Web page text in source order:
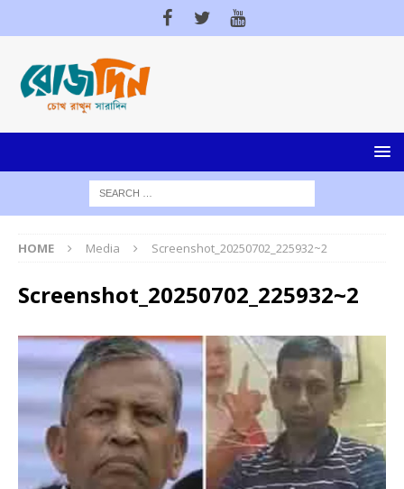
HOME Media Screenshot_20250702_225932~2
Screenshot_20250702_225932~2